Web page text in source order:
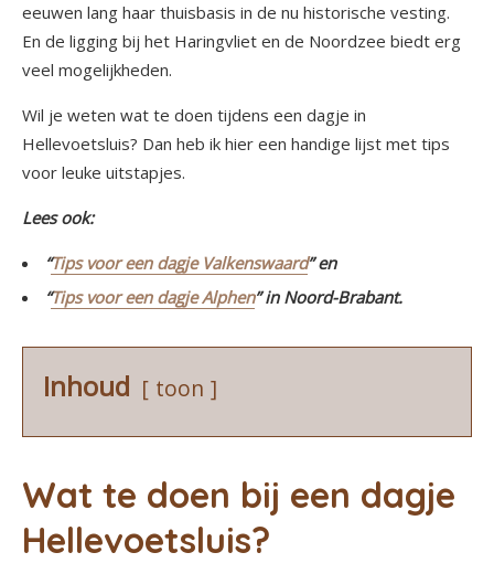
eeuwen lang haar thuisbasis in de nu historische vesting.
En de ligging bij het Haringvliet en de Noordzee biedt erg
veel mogelijkheden.
Wil je weten wat te doen tijdens een dagje in
Hellevoetsluis? Dan heb ik hier een handige lijst met tips
voor leuke uitstapjes.
Lees ook:
“Tips voor een dagje Valkenswaard” en
“Tips voor een dagje Alphen” in Noord-Brabant.
Inhoud toon
Wat te doen bij een dagje
Hellevoetsluis?